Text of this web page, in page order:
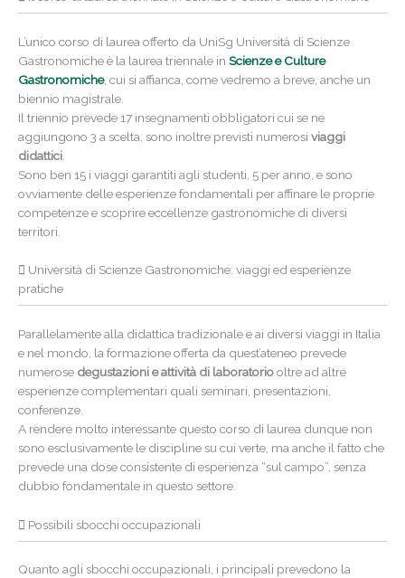
L’unico corso di laurea offerto da UniSg Università di Scienze
Gastronomiche è la laurea triennale in Scienze e Culture
Gastronomiche, cui si affianca, come vedremo a breve, anche un
biennio magistrale.
Il triennio prevede 17 insegnamenti obbligatori cui se ne
aggiungono 3 a scelta, sono inoltre previsti numerosi viaggi
didattici
Sono ben 15 i viaggi garantiti agli studenti, 5 per anno, e sono
ovviamente delle esperienze fondamentali per affinare le proprie
competenze e scoprire eccellenze gastronomiche di diversi
territori.
Università di Scienze Gastronomiche: viaggi ed esperienze
pratiche
Parallelamente alla didattica tradizionale e ai diversi viaggi in Italia
e nel mondo, la formazione offerta da quest’ateneo prevede
numerose degustazioni e attività di laboratoriooltre ad altre
esperienze complementari quali seminari, presentazioni,
conferenze.
A rendere molto interessante questo corso di laurea dunque non
sono esclusivamente le discipline su cui verte, ma anche il fatto che
prevede una dose consistente di esperienza “sul campo”, senza
dubbio fondamentale in questo settore.
Possibili sbocchi occupazionali
Quanto agli sbocchi occupazionali, i principali prevedono la